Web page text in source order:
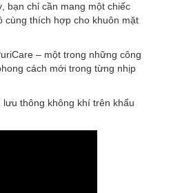
bạn chỉ cần mang một chiếc
cùng thích hợp cho khuôn mặt
– một trong những công
cách mới trong từng nhịp
thông không khí trên khẩu